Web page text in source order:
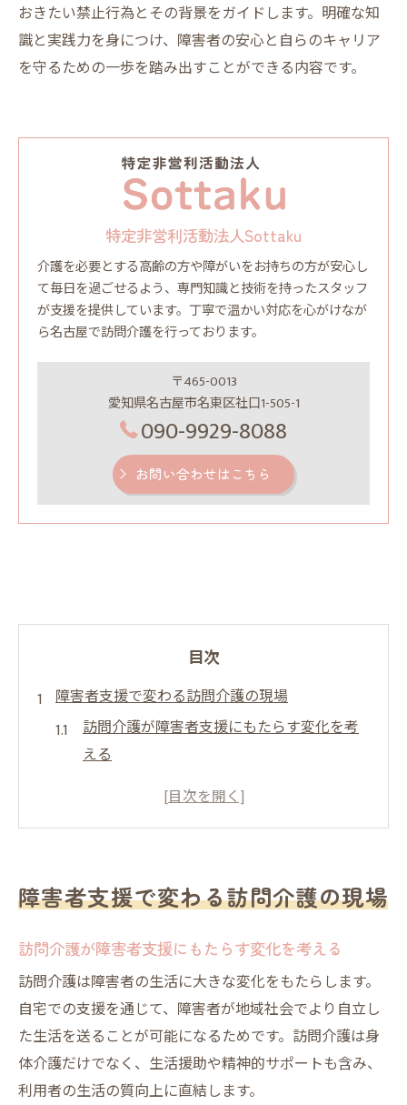
おきたい禁止行為とその背景をガイドします。明確な知
識と実践力を身につけ、障害者の安心と自らのキャリア
を守るための一歩を踏み出すことができる内容です。
特定非営利活動法人Sottaku
介護を必要とする高齢の方や障がいをお持ちの方が安心し
て毎日を過ごせるよう、専門知識と技術を持ったスタッフ
が支援を提供しています。丁寧で温かい対応を心がけなが
ら名古屋で訪問介護を行っております。
〒465-0013
愛知県名古屋市名東区社口1-505-1
090-9929-8088
お問い合わせはこちら
目次
障害者支援で変わる訪問介護の現場
訪問介護が障害者支援にもたらす変化を考
える
障害者訪問介護の現場で求められる配慮と
訪問介護を活用した障害者の自立支援事例
析
訪問介護で求められる障害者対応の基本
訪問介護が担う障害者の基本的な日常支援
法
障害者 訪問介護で重要なコミュニケーショ
障害者支援で変わる訪問介護の現場
訪問介護が障害者支援にもたらす変化を考える
訪問介護は障害者の生活に大きな変化をもたらします。
自宅での支援を通じて、障害者が地域社会でより自立し
た生活を送ることが可能になるためです。訪問介護は身
体介護だけでなく、生活援助や精神的サポートも含み、
利用者の生活の質向上に直結します。